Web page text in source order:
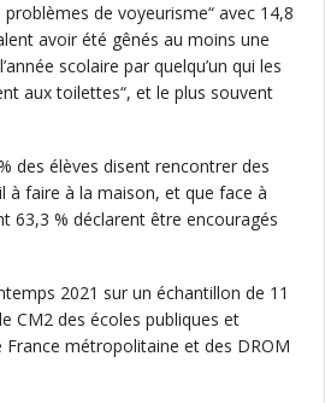
de voyeurisme“ avec 14,8
avoir été gênés au moins une
scolaire par quelqu’un qui les
aux toilettes“, et le plus souvent
des élèves disent rencontrer des
à faire à la maison, et que face à
63,3 % déclarent être encouragés
2021 sur un échantillon de 11
CM2 des écoles publiques et
métropolitaine et des DROM